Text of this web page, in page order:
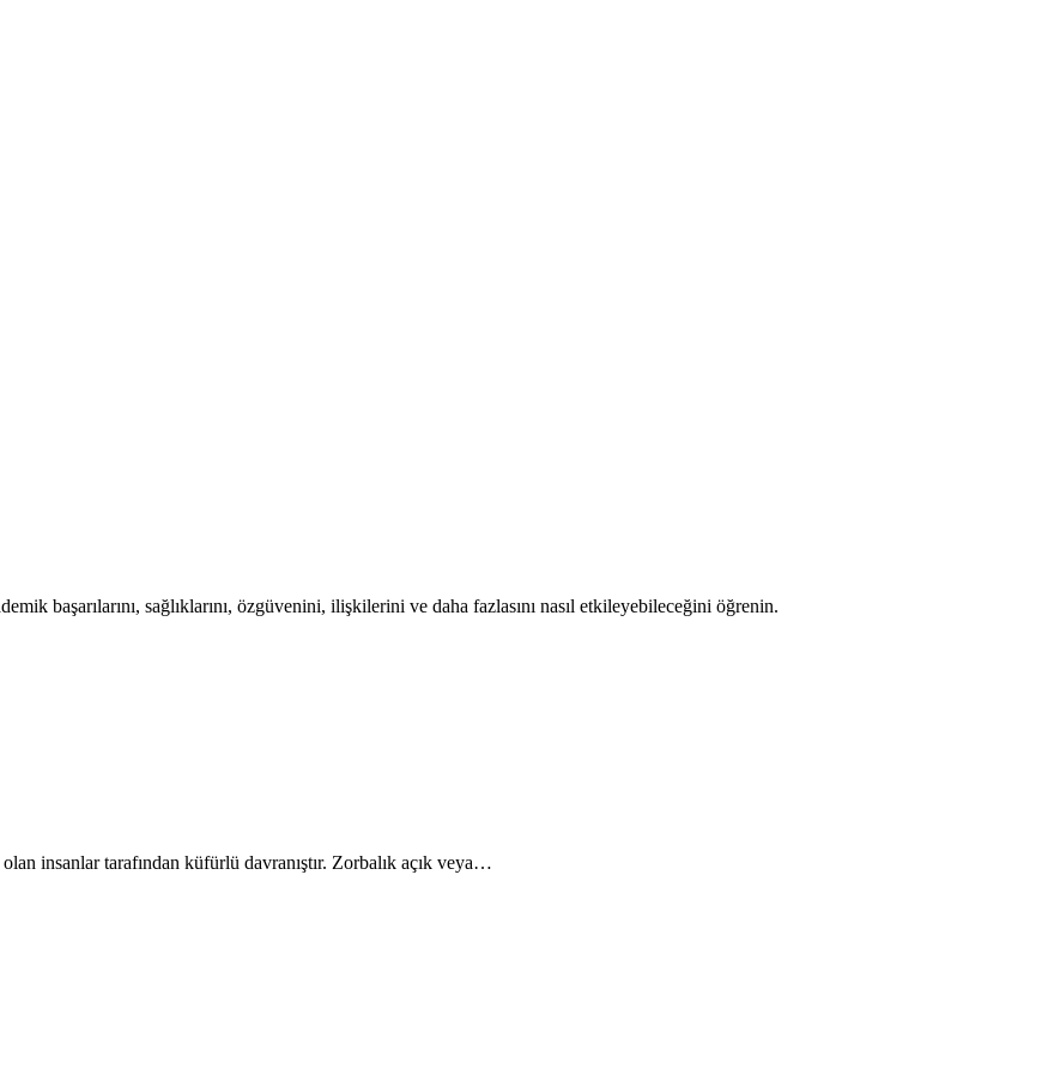
başarılarını, sağlıklarını, özgüvenini, ilişkilerini ve daha fazlasını nasıl etkileyebileceğini öğrenin.
insanlar tarafından küfürlü davranıştır. Zorbalık açık veya…